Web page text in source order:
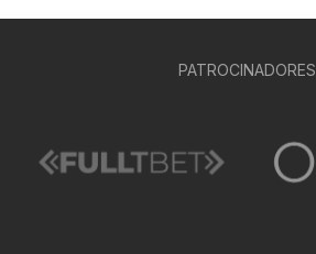
PATROCINADORES